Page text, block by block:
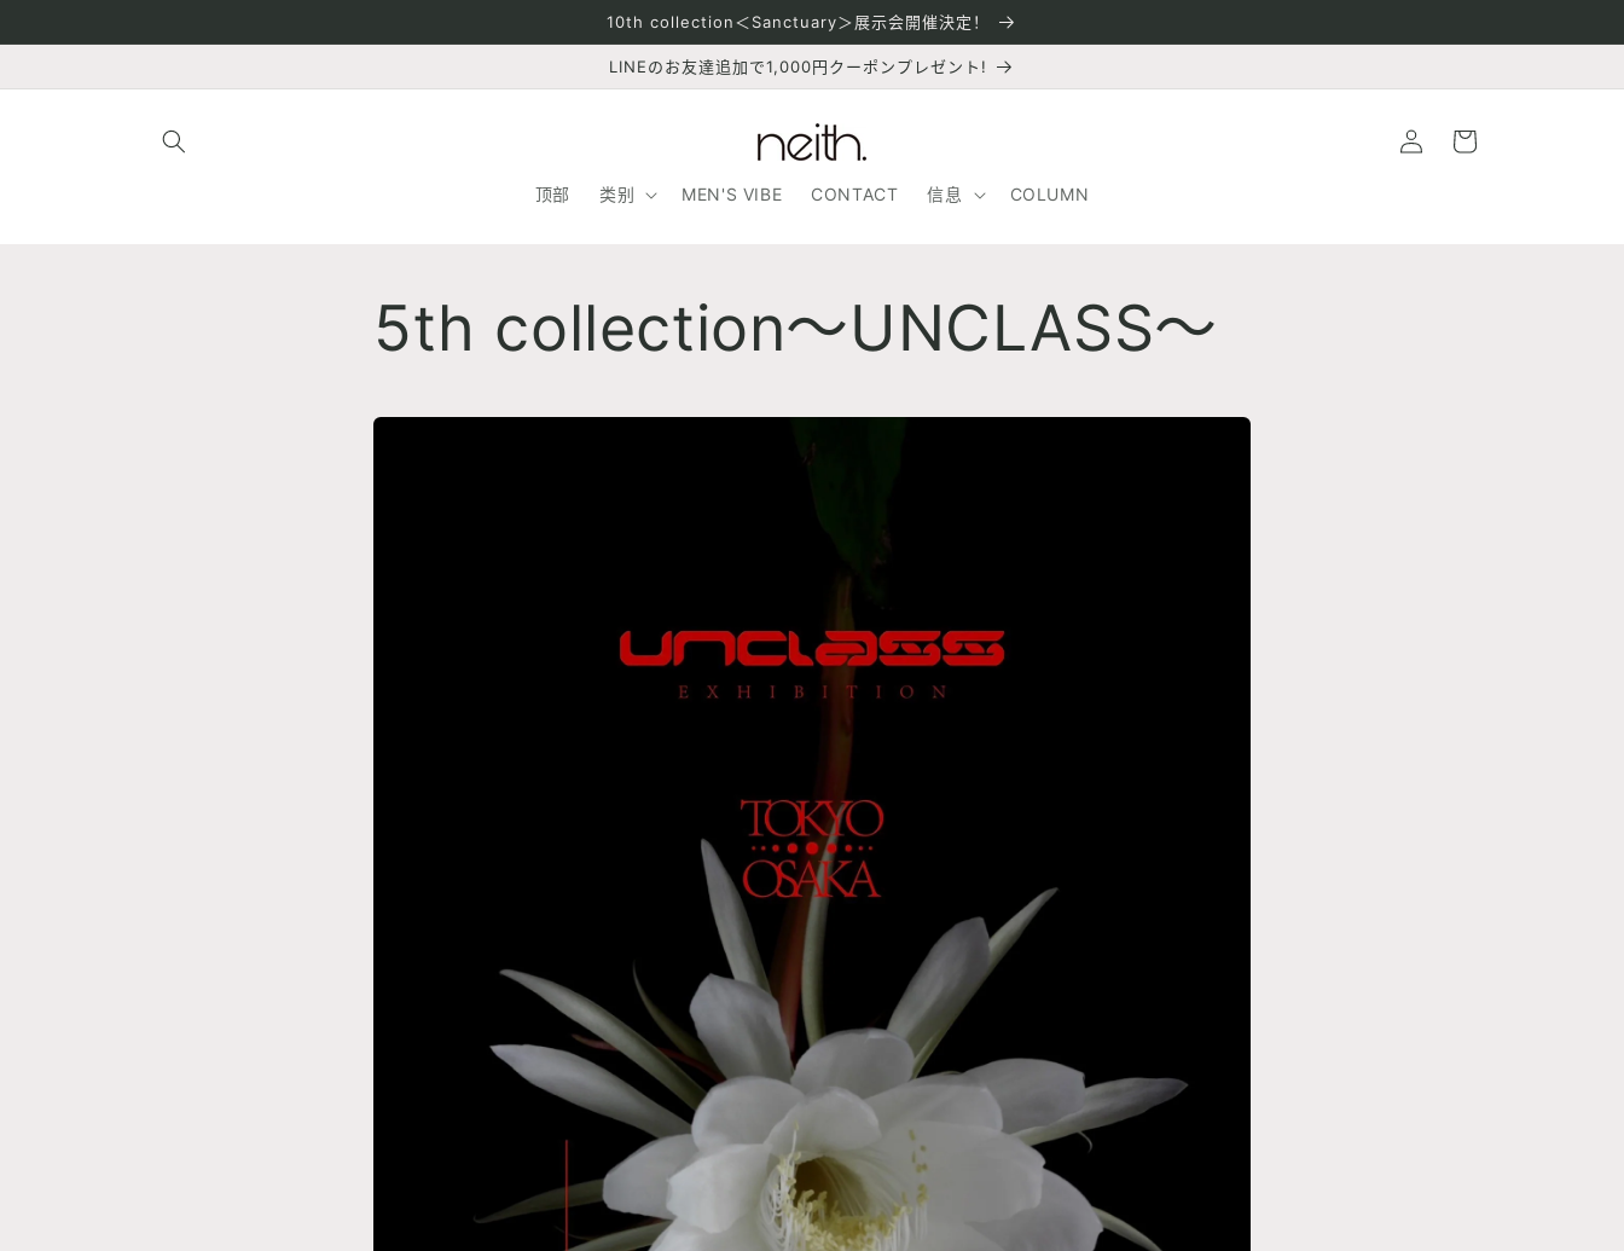
10th collection＜Sanctuary＞展示会開催決定！
LINEのお友達追加で1,000円クーポンプレゼント!
顶部 类别 MEN'S VIBE CONTACT 信息 COLUMN
登
录
物
5th collection～UNCLASS～